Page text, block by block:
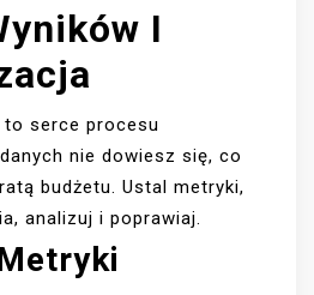
I
to serce procesu
nie dowiesz się, co
budżetu. Ustal metryki,
analizuj i poprawiaj.